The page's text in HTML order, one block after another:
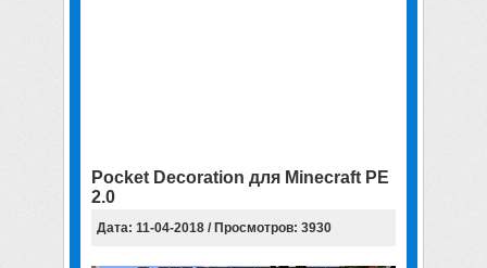
Pocket Decoration для Minecraft PE
2.0
Дата: 11-04-2018 / Просмотров: 3930